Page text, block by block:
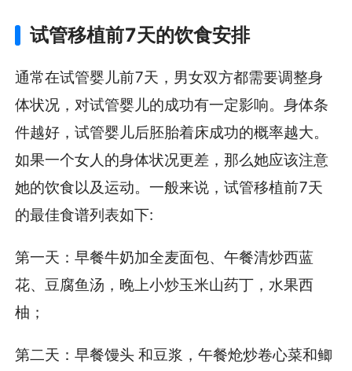
试管移植前7天的饮食安排
通常在试管婴儿前7天，男女双方都需要调整身
体状况，对试管婴儿的成功有一定影响。身体条
件越好，试管婴儿后胚胎着床成功的概率越大。
如果一个女人的身体状况更差，那么她应该注意
她的饮食以及运动。一般来说，试管移植前7天
的最佳食谱列表如下:
第一天：早餐牛奶加全麦面包、午餐清炒西蓝
花、豆腐鱼汤，晚上小炒玉米山药丁，水果西
柚；
第二天：早餐馒头 和豆浆，午餐炝炒卷心菜和鲫